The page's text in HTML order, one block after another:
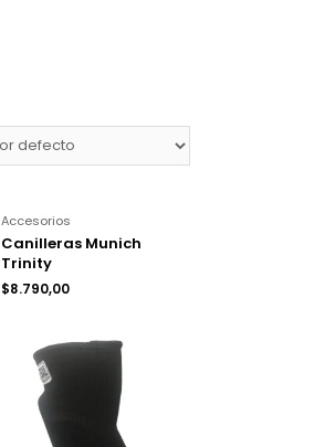
Accesorios
Canilleras Munich
Trinity
$8.790,00